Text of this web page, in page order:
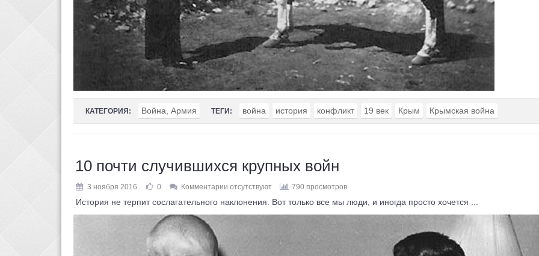
КАТЕГОРИЯ: Война, Армия ТЕГИ: война история конфликт 19 век Крым Крымская война
10 почти случившихся крупных войн
3 ноября 2016 0 Комментарии отсутствуют 790 просмотров
История не терпит сослагательного наклонения. Вот только все мы люди, и иногда просто хочется ...